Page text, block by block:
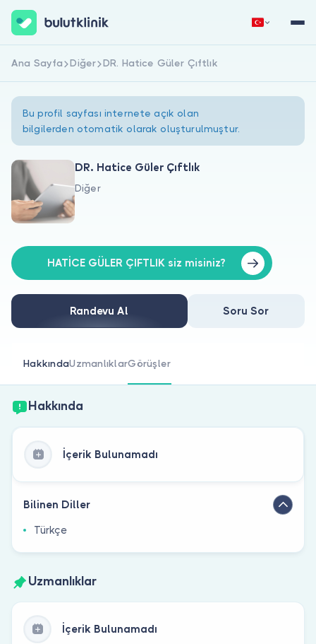
Hakkımızda
Doktorlar için
Doktor musunuz?
Hemen Kaydol Giriş Yap
Ana Sayfa Diğer DR. Hatice Güler Çıftlık
Bu profil sayfası internete açık olan
bilgilerden otomatik olarak oluşturulmuştur.
DR. Hatice Güler Çıftlık
Diğer
HATİCE GÜLER ÇIFTLIK siz misiniz?
Randevu Al Soru Sor
HakkındaUzmanlıklarGörüşler
Hakkında
İçerik Bulunamadı
Bilinen Diller
Türkçe
Uzmanlıklar
İçerik Bulunamadı